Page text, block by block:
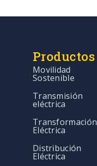
Productos
Movilidad
Sostenible
Transmisión
eléctrica
Transformación
Eléctrica
Distribución
Eléctrica